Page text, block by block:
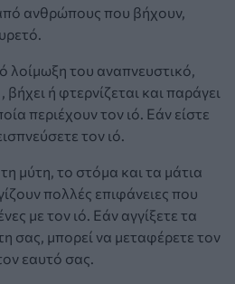
ανθρώπους που βήχουν,
λοίμωξη του αναπνευστικό,
ή φτερνίζεται και παράγει
περιέχουν τον ιό. Εάν είστε
τον ιό.
μύτη, το στόμα και τα μάτια
πολλές επιφάνειες που
με τον ιό. Εάν αγγίξετε τα
σας, μπορεί να μεταφέρετε τον
εαυτό σας.